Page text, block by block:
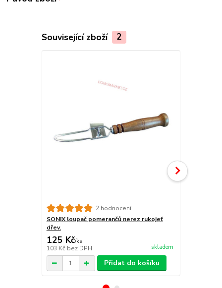
Související zboží 2
2 hodnocení
SONIX loupač pomerančů nerez rukojeť
dřev.
125 Kč/ks
103 Kč bez DPH skladem
Přidat do košíku